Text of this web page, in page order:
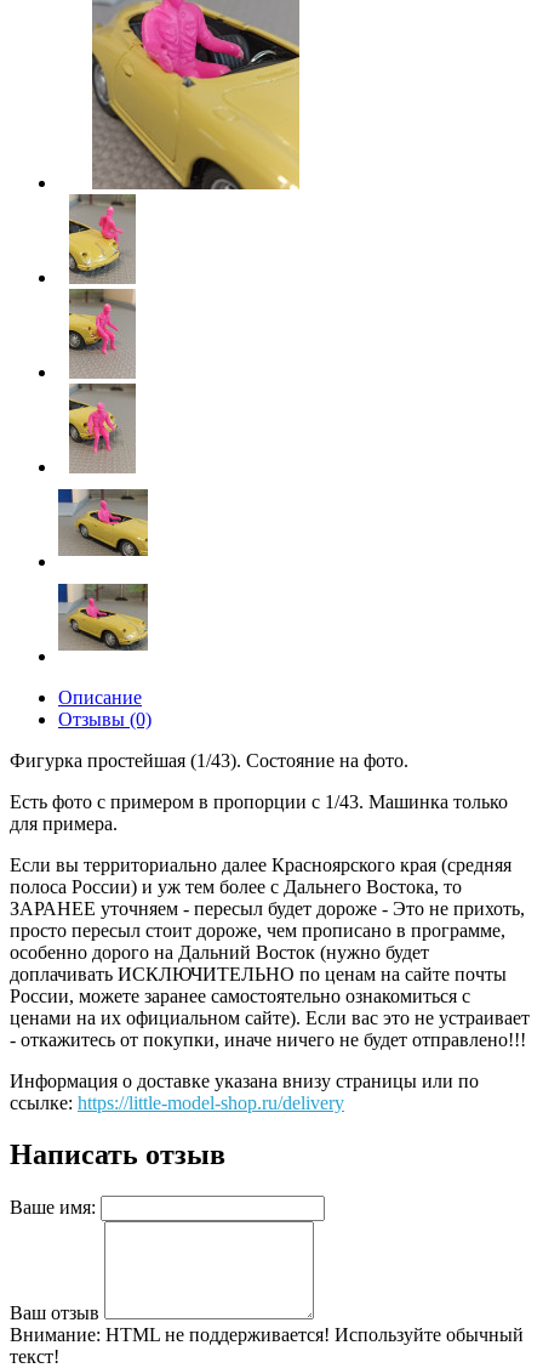
Описание
Отзывы (0)
Фигурка простейшая (1/43). Состояние на фото.
Есть фото с примером в пропорции с 1/43. Машинка только
для примера.
Если вы территориально далее Красноярского края (средняя
полоса России) и уж тем более с Дальнего Востока, то
ЗАРАНЕЕ уточняем - пересыл будет дороже - Это не прихоть,
просто пересыл стоит дороже, чем прописано в программе,
особенно дорого на Дальний Восток (нужно будет
доплачивать ИСКЛЮЧИТЕЛЬНО по ценам на сайте почты
России, можете заранее самостоятельно ознакомиться с
ценами на их официальном сайте). Если вас это не устраивает
- откажитесь от покупки, иначе ничего не будет отправлено!!!
Информация о доставке указана внизу страницы или по
ссылке: https://little-model-shop.ru/delivery
Написать отзыв
Ваше имя:
Ваш отзыв
Внимание: HTML не поддерживается! Используйте обычный
текст!